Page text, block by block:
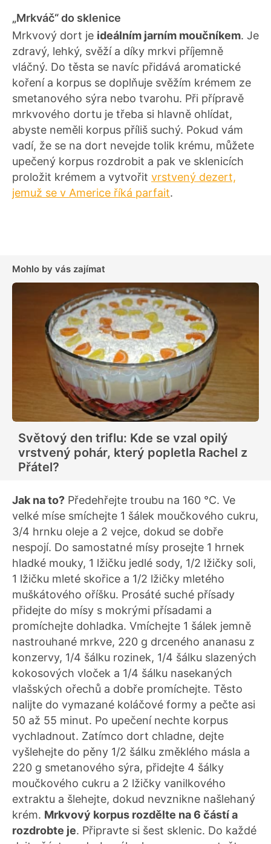
„Mrkváč“ do sklenice
Mrkvový dort je ideálním jarním moučníkem. Je
zdravý, lehký, svěží a díky mrkvi příjemně
vláčný. Do těsta se navíc přidává aromatické
koření a korpus se doplňuje svěžím krémem ze
smetanového sýra nebo tvarohu. Při přípravě
mrkvového dortu je třeba si hlavně ohlídat,
abyste neměli korpus příliš suchý. Pokud vám
vadí, že se na dort nevejde tolik krému, můžete
upečený korpus rozdrobit a pak ve sklenicích
proložit krémem a vytvořit vrstvený dezert,
jemuž se v Americe říká parfait.
Mohlo by vás zajímat
Světový den triflu: Kde se vzal opilý
vrstvený pohár, který popletla Rachel z
Přátel?
Jak na to? Předehřejte troubu na 160 °C. Ve
velké míse smíchejte 1 šálek moučkového cukru,
3/4 hrnku oleje a 2 vejce, dokud se dobře
nespojí. Do samostatné mísy prosejte 1 hrnek
hladké mouky, 1 lžičku jedlé sody, 1/2 lžičky soli,
1 lžičku mleté skořice a 1/2 lžičky mletého
muškátového oříšku. Prosáté suché přísady
přidejte do mísy s mokrými přísadami a
promíchejte dohladka. Vmíchejte 1 šálek jemně
nastrouhané mrkve, 220 g drceného ananasu z
konzervy, 1/4 šálku rozinek, 1/4 šálku slazených
kokosových vloček a 1/4 šálku nasekaných
vlašských ořechů a dobře promíchejte. Těsto
nalijte do vymazané koláčové formy a pečte asi
50 až 55 minut. Po upečení nechte korpus
vychladnout. Zatímco dort chladne, dejte
vyšlehejte do pěny 1/2 šálku změklého másla a
220 g smetanového sýra, přidejte 4 šálky
moučkového cukru a 2 lžičky vanilkového
extraktu a šlehejte, dokud nevznikne našlehaný
krém. Mrkvový korpus rozdělte na 6 částí a
rozdrobte je. Připravte si šest sklenic. Do každé